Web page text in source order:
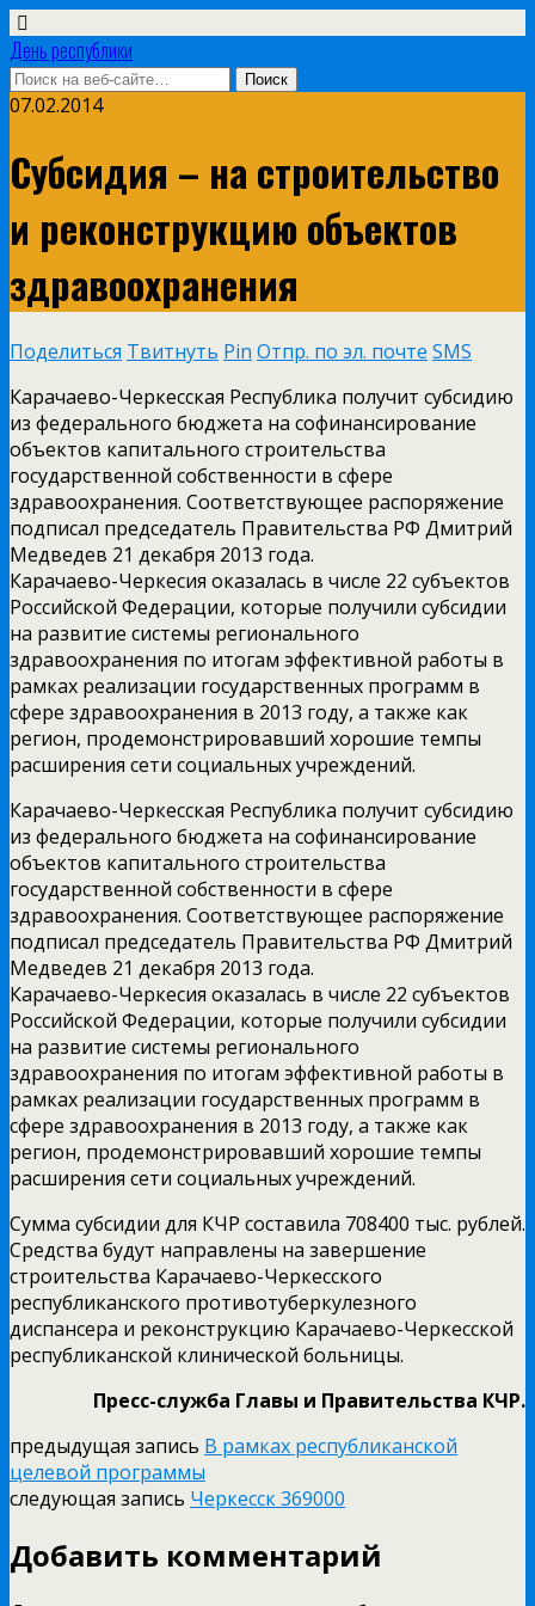
День республики
07.02.2014
Субсидия – на строительство
и реконструкцию объектов
здравоохранения
Поделиться Твитнуть Pin Отпр. по эл. почте SMS
Карачаево-Черкесская Республика получит субсидию
из федерального бюджета на софинансирование
объектов капитального строительства
государственной собственности в сфере
здравоохранения. Соответствующее распоряжение
подписал председатель Правительства РФ Дмитрий
Медведев 21 декабря 2013 года.
Карачаево-Черкесия оказалась в числе 22 субъектов
Российской Федерации, которые получили субсидии
на развитие системы регионального
здравоохранения по итогам эффективной работы в
рамках реализации государственных программ в
сфере здравоохранения в 2013 году, а также как
регион, продемонстрировавший хорошие темпы
расширения сети социальных учреждений.
Карачаево-Черкесская Республика получит субсидию
из федерального бюджета на софинансирование
объектов капитального строительства
государственной собственности в сфере
здравоохранения. Соответствующее распоряжение
подписал председатель Правительства РФ Дмитрий
Медведев 21 декабря 2013 года.
Карачаево-Черкесия оказалась в числе 22 субъектов
Российской Федерации, которые получили субсидии
на развитие системы регионального
здравоохранения по итогам эффективной работы в
рамках реализации государственных программ в
сфере здравоохранения в 2013 году, а также как
регион, продемонстрировавший хорошие темпы
расширения сети социальных учреждений.
Сумма субсидии для КЧР составила 708400 тыс. рублей.
Средства будут направлены на завершение
строительства Карачаево-Черкесского
республиканского противотуберкулезного
диспансера и реконструкцию Карачаево-Черкесской
республиканской клинической больницы.
Пресс-служба Главы и Правительства КЧР.
предыдущая запись В рамках республиканской
целевой программы
следующая запись Черкесск 369000
Добавить комментарий